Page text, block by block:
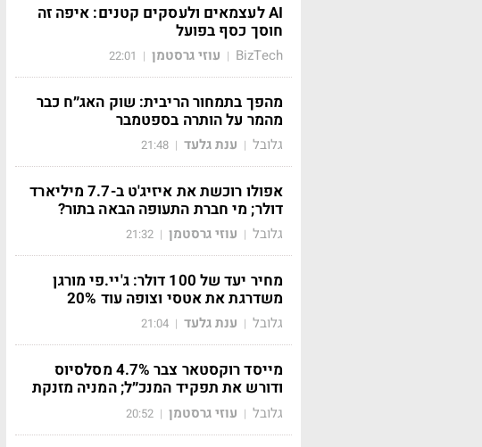
AI לעצמאים ולעסקים קטנים: איפה זה
חוסך כסף בפועל
BizTech
| עוזי גרסטמן |
22:01
מהפך בתמחור הריבית: שוק האג״ח כבר
מהמר על הותרה בספטמבר
גלובל | ענת גלעד |
21:48
אפולו רוכשת את איזיג'ט ב-7.7 מיליארד
דולר; מי חברת התעופה הבאה בתור?
גלובל | עוזי גרסטמן |
21:32
מחיר יעד של 100 דולר: ג'יי.פי מורגן
משדרגת את אטסי וצופה עוד 20%
גלובל | ענת גלעד |
21:04
מייסד רוקסטאר צבר 4.7% מסלסיוס
ודורש את תפקיד המנכ״ל; המניה מזנקת
גלובל | עוזי גרסטמן |
20:52